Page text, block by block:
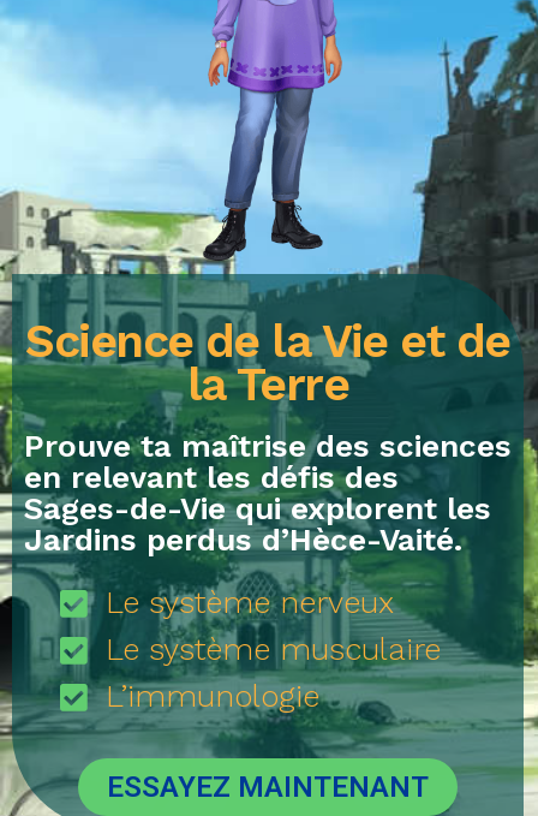
Science de la Vie et de
la Terre
Prouve ta maîtrise des sciences
en relevant les défis des
Sages-de-Vie qui explorent les
Jardins perdus d’Hèce-Vaité.
Le système nerveux
Le système musculaire
L’immunologie
ESSAYEZ MAINTENANT